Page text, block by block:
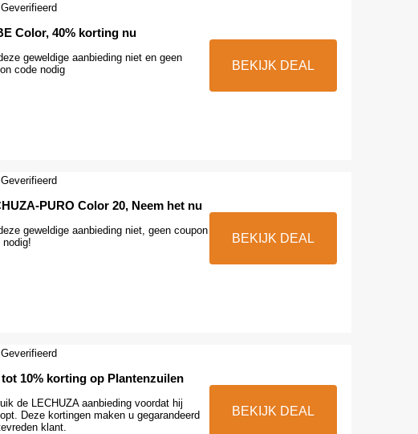
Geverifieerd
Color, 40% korting nu
geweldige aanbieding niet en geen
code nodig
BEKIJK DEAL
Geverifieerd
PURO Color 20, Neem het nu
geweldige aanbieding niet, geen coupon
nodig!
BEKIJK DEAL
Geverifieerd
tot 10% korting op Plantenzuilen
de LECHUZA aanbieding voordat hij
Deze kortingen maken u gegarandeerd
klant.
BEKIJK DEAL